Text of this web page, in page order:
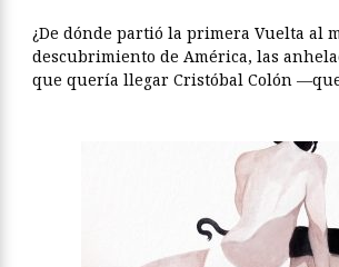
¿De dónde partió la primera Vuelta al
descubrimiento de América, las
que quería llegar Cristóbal Colón